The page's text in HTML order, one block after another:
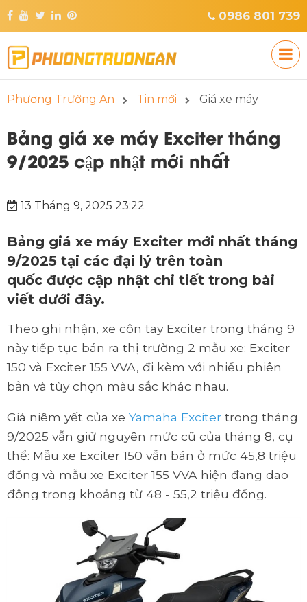
0986 801 739
Phương Trường An Tin mới Giá xe máy
Bảng giá xe máy Exciter tháng
9/2025 cập nhật mới nhất
13 Tháng 9, 2025 23:22
Bảng giá xe máy Exciter mới nhất tháng
9/2025 tại các đại lý trên toàn
quốc được cập nhật chi tiết trong bài
viết dưới đây.
Theo ghi nhận, xe côn tay Exciter trong tháng 9
này tiếp tục bán ra thị trường 2 mẫu xe: Exciter
150 và Exciter 155 VVA, đi kèm với nhiều phiên
bản và tùy chọn màu sắc khác nhau.
Giá niêm yết của xe Yamaha Exciter trong tháng
9/2025 vẫn giữ nguyên mức cũ của tháng 8, cụ
thể: Mẫu xe Exciter 150 vẫn bán ở mức 45,8 triệu
đồng và mẫu xe Exciter 155 VVA hiện đang dao
động trong khoảng từ 48 - 55,2 triệu đồng.